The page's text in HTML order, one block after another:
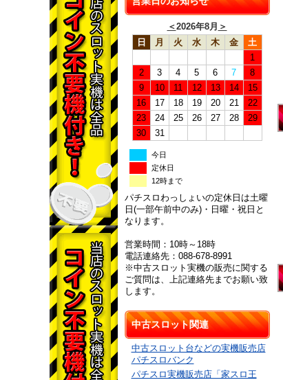
＜2026年8月 ＞
日
月 火 水 木 金
土
1
2
3 4 5 6 7
8
9
10 11 12 13 14
15
16
17 18 19 20 21
22
23
24 25 26 27 28
29
30
31
今日
定休日
12時まで
パチスロわっしょいの定休日は土曜
日(一部午前中のみ)・日曜・祝日と
なります。
営業時間：10時～18時
電話連絡先：088-678-8991
※中古スロット実機の販売に関する
ご質問は、上記連絡先までお願い致
します。
中古スロット関連
中古スロット台などの実機販売店
パチスロバンク
パチスロ実機販売店「家スロ王